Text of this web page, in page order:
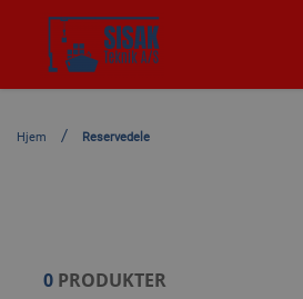
Hjem Reservedele
0PRODUKTER